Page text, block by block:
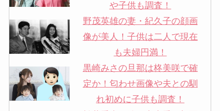
や子供も調査！
野茂英雄の妻・紀久子の顔画
像が美人！子供は二人で現在
も夫婦円満！
黒崎みさの旦那は柊美咲で確
定か！匂わせ画像や夫との馴
れ初めに子供も調査！